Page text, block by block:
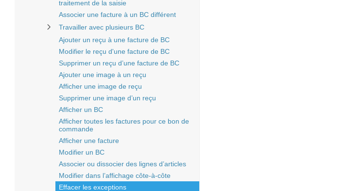
traitement de la saisie
Associer une facture à un BC différent
Travailler avec plusieurs BC
Ajouter un reçu à une facture de BC
Modifier le reçu d'une facture de BC
Supprimer un reçu d’une facture de BC
Ajouter une image à un reçu
Afficher une image de reçu
Supprimer une image d’un reçu
Afficher un BC
Afficher toutes les factures pour ce bon de
commande
Afficher une facture
Modifier un BC
Associer ou dissocier des lignes d’articles
Modifier dans l’affichage côte-à-côte
Effacer les exceptions